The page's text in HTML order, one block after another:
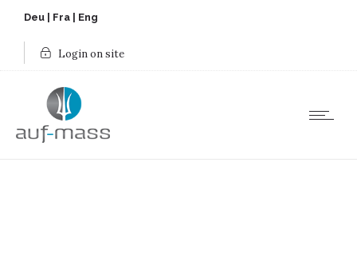
Deu Fra Eng
Login on site